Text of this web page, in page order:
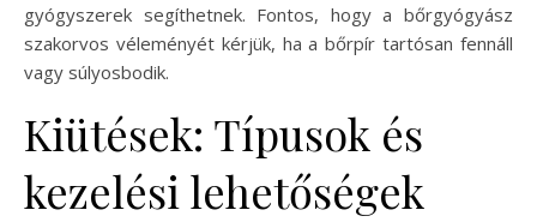
gyógyszerek segíthetnek. Fontos, hogy a bőrgyógyász
szakorvos véleményét kérjük, ha a bőrpír tartósan fennáll
vagy súlyosbodik.
Kiütések: Típusok és
kezelési lehetőségek